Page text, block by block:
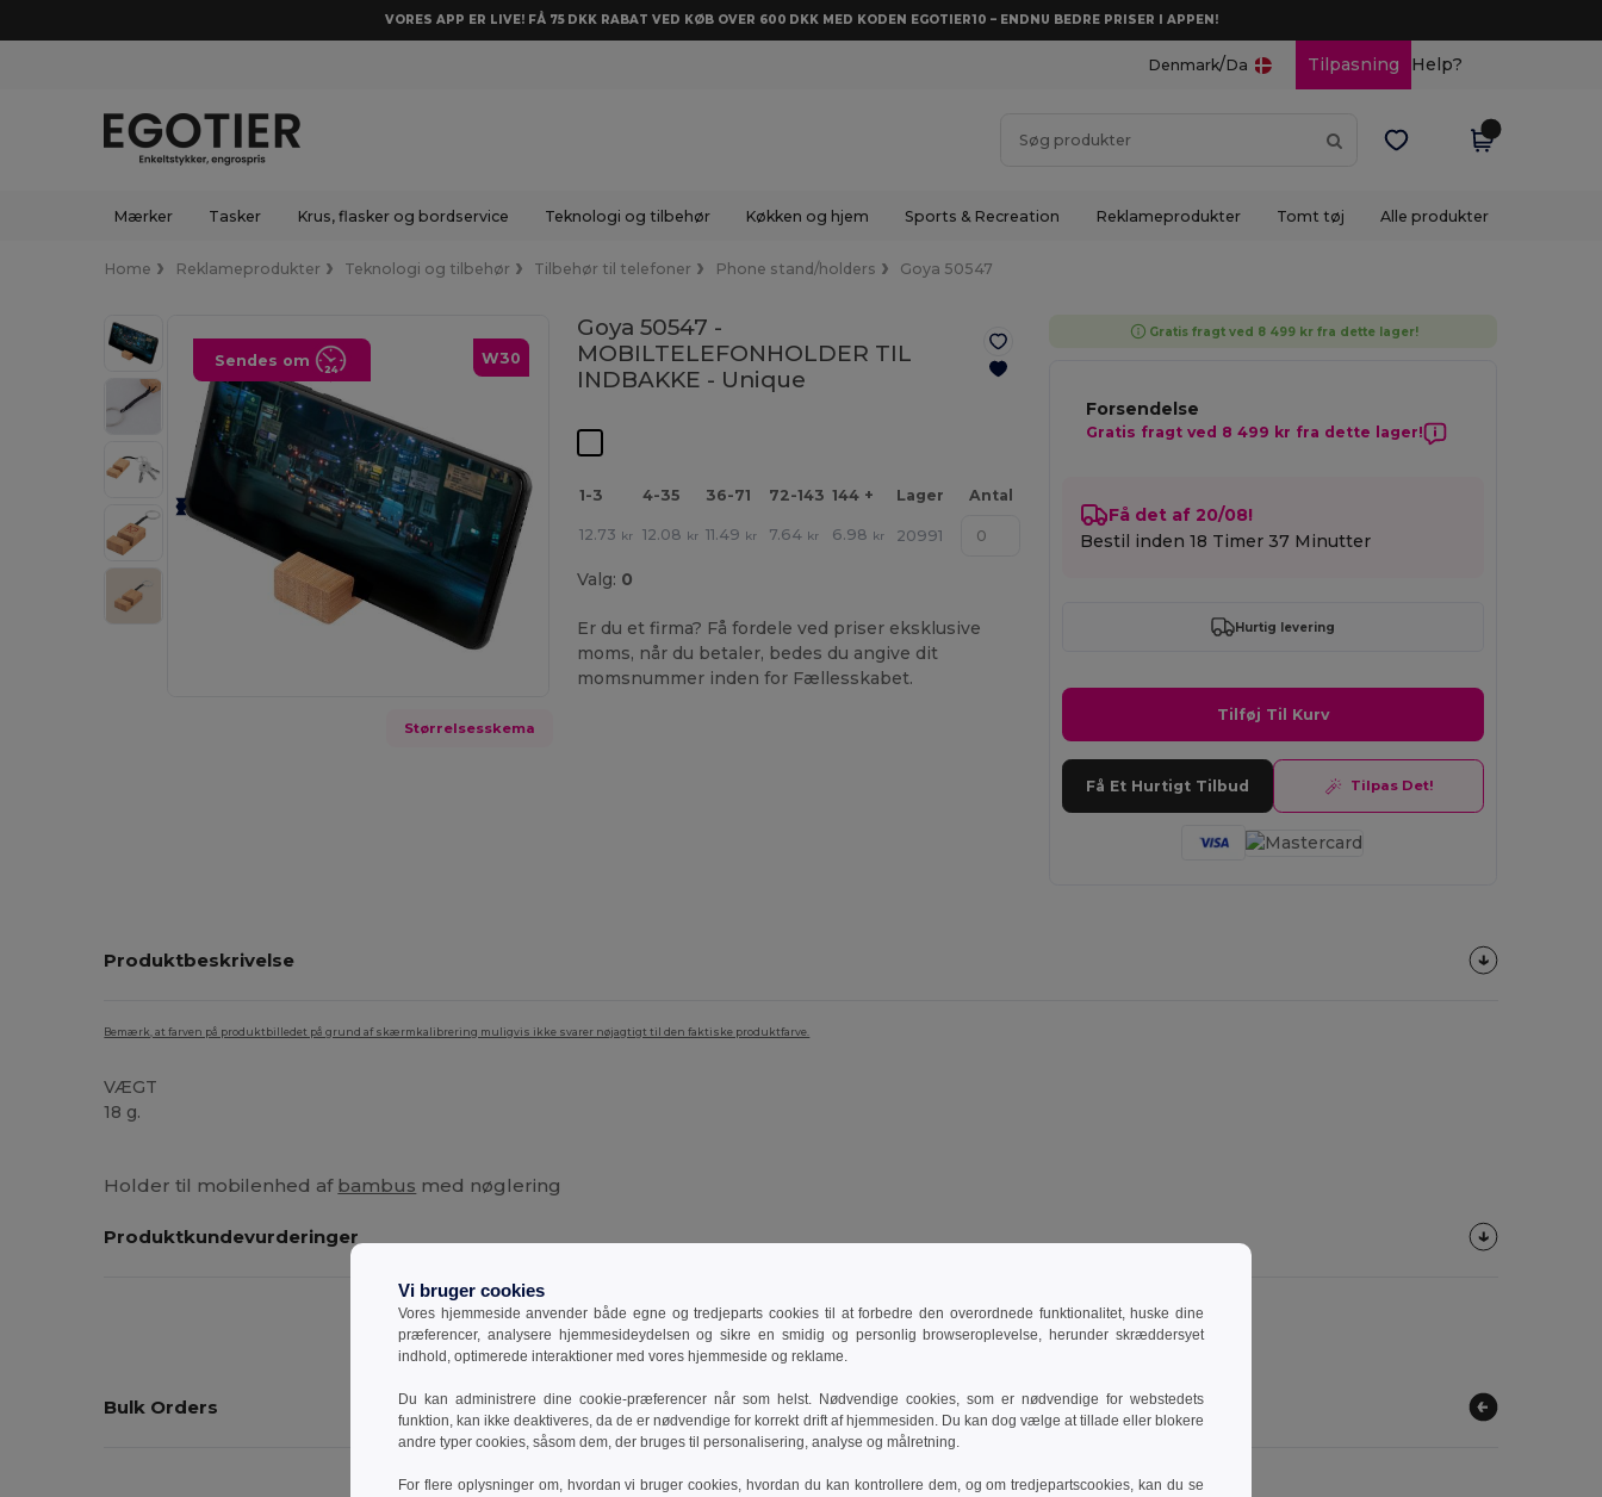
VORES APP ER LIVE! FÅ 75 DKK RABAT VED KØB OVER 600 DKK MED KODEN EGOTIER10 – ENDNU BEDRE PRISER I APPEN!
Denmark/Da Tilpasning Help?
Mærker Tasker Krus, flasker og bordservice Teknologi og tilbehør Køkken og hjem Sports & Recreation Reklameprodukter Tomt tøj Alle produkter
Home Reklameprodukter Teknologi og tilbehør Tilbehør til telefoner Phone stand/holders Goya 50547
W30
Sendes om
Størrelsesskema
Goya 50547 -
MOBILTELEFONHOLDER TIL
INDBAKKE - Unique
1-3 4-35 36-71 72-143 144 + Lager Antal
12.73 kr 12.08 kr 11.49 kr 7.64 kr 6.98 kr 20991
Valg: 0
Er du et firma? Få fordele ved priser eksklusive
moms, når du betaler, bedes du angive dit
momsnummer inden for Fællesskabet.
Gratis fragt ved 8 499 kr fra dette lager!
Forsendelse
Gratis fragt ved 8 499 kr fra dette lager!
Få det af 20/08!
Bestil inden18 Timer 37 Minutter
Hurtig levering
Tilføj Til Kurv
Få Et Hurtigt Tilbud Tilpas Det!
Produktbeskrivelse
Bemærk, at farven på produktbilledet på grund af skærmkalibrering muligvis ikke svarer nøjagtigt til den faktiske produktfarve.
VÆGT
18 g.
Holder til mobilenhed af bambus med nøglering
Produktkundevurderinger
Tilføj en anmeldelse
Bulk Orders
Vi bruger cookies
Vores hjemmeside anvender både egne og tredjeparts cookies til at forbedre den overordnede funktionalitet, huske dine
præferencer, analysere hjemmesideydelsen og sikre en smidig og personlig browseroplevelse, herunder skræddersyet
indhold, optimerede interaktioner med vores hjemmeside og reklame.
Du kan administrere dine cookie-præferencer når som helst. Nødvendige cookies, som er nødvendige for webstedets
funktion, kan ikke deaktiveres, da de er nødvendige for korrekt drift af hjemmesiden. Du kan dog vælge at tillade eller blokere
andre typer cookies, såsom dem, der bruges til personalisering, analyse og målretning.
For flere oplysninger om, hvordan vi bruger cookies, hvordan du kan kontrollere dem, og om tredjepartscookies, kan du se